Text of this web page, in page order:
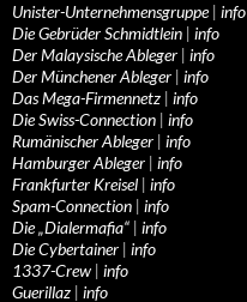
Unister-Unternehmensgruppe| info
Die Gebrüder Schmidtlein | info
Der Malaysische Ableger | info
Der Münchener Ableger | info
Das Mega-Firmennetz | info
Die Swiss-Connection | info
Rumänischer Ableger | info
Hamburger Ableger | info
Frankfurter Kreisel | info
Spam-Connection | info
Die „Dialermafia“ | info
Die Cybertainer | info
1337-Crew | info
Guerillaz | info